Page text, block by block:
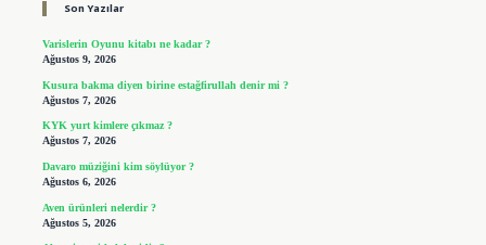
Son Yazılar
Varislerin Oyunu kitabı ne kadar ?
Ağustos 9, 2026
Kusura bakma diyen birine estağfirullah denir mi ?
Ağustos 7, 2026
KYK yurt kimlere çıkmaz ?
Ağustos 7, 2026
Davaro müziğini kim söylüyor ?
Ağustos 6, 2026
Aven ürünleri nelerdir ?
Ağustos 5, 2026